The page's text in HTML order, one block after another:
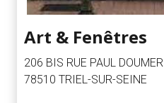
Art & Fenêtres
206 BIS RUE PAUL DOUMER
78510 TRIEL-SUR-SEINE